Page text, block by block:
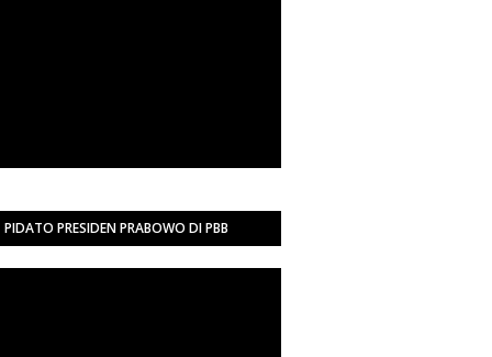
PIDATO PRESIDEN PRABOWO DI PBB